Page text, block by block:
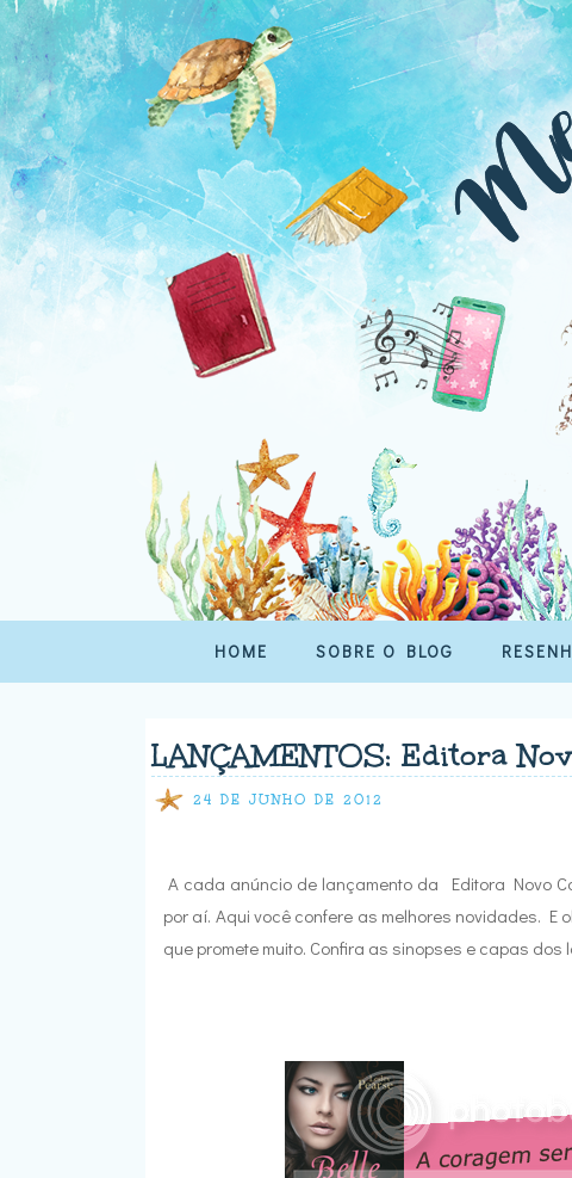
HOME SOBRE O BLOG
LANÇAMENTOS: Editora
24 DE JUNHO DE 2012
A cada anúncio de lançamento da Editora Novo
por aí. Aqui você confere as melhores novidades. E
que promete muito. Confira as sinopses e capas dos